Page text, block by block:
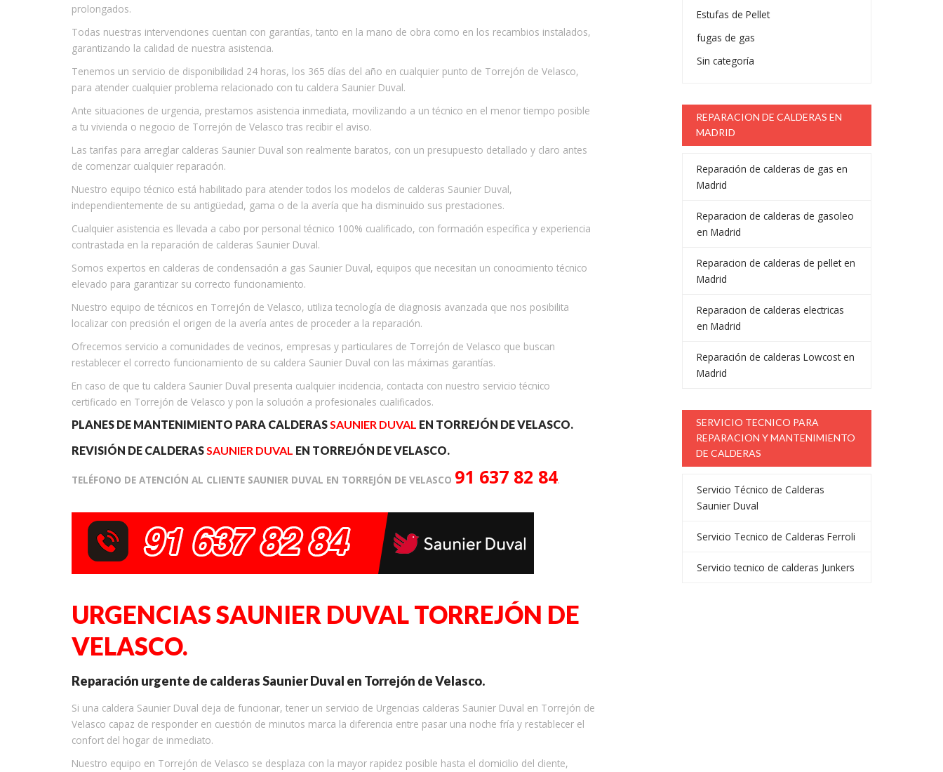
prolongados.
Todas nuestras intervenciones cuentan con garantías, tanto en la mano de obra como en los recambios instalados,
garantizando la calidad de nuestra asistencia.
Tenemos un servicio de disponibilidad 24 horas, los 365 días del año en cualquier punto de Torrejón de Velasco,
para atender cualquier problema relacionado con tu caldera Saunier Duval.
Ante situaciones de urgencia, prestamos asistencia inmediata, movilizando a un técnico en el menor tiempo posible
a tu vivienda o negocio de Torrejón de Velasco tras recibir el aviso.
Las tarifas para arreglar calderas Saunier Duval son realmente baratos, con un presupuesto detallado y claro antes
de comenzar cualquier reparación.
Nuestro equipo técnico está habilitado para atender todos los modelos de calderas Saunier Duval,
independientemente de su antigüedad, gama o de la avería que ha disminuido sus prestaciones.
Cualquier asistencia es llevada a cabo por personal técnico 100% cualificado, con formación específica y experiencia
contrastada en la reparación de calderas Saunier Duval.
Somos expertos en calderas de condensación a gas Saunier Duval, equipos que necesitan un conocimiento técnico
elevado para garantizar su correcto funcionamiento.
Nuestro equipo de técnicos en Torrejón de Velasco, utiliza tecnología de diagnosis avanzada que nos posibilita
localizar con precisión el origen de la avería antes de proceder a la reparación.
Ofrecemos servicio a comunidades de vecinos, empresas y particulares de Torrejón de Velasco que buscan
restablecer el correcto funcionamiento de su caldera Saunier Duval con las máximas garantías.
En caso de que tu caldera Saunier Duval presenta cualquier incidencia, contacta con nuestro servicio técnico
certificado en Torrejón de Velasco y pon la solución a profesionales cualificados.
PLANES DE MANTENIMIENTO PARA CALDERASSAUNIER DUVAL EN TORREJÓN DE VELASCO.
REVISIÓN DE CALDERASSAUNIER DUVAL EN TORREJÓN DE VELASCO.
TELÉFONO DE ATENCIÓN AL CLIENTE SAUNIER DUVAL EN TORREJÓN DE VELASCO 91 637 82 84.
URGENCIAS SAUNIER DUVAL TORREJÓN DE
VELASCO.
Reparación urgente de calderas Saunier Duval en Torrejón de Velasco.
Si una caldera Saunier Duval deja de funcionar, tener un servicio de Urgencias calderas Saunier Duval en Torrejón de
Velasco capaz de responder en cuestión de minutos marca la diferencia entre pasar una noche fría y restablecer el
confort del hogar de inmediato.
Nuestro equipo en Torrejón de Velasco se desplaza con la mayor rapidez posible hasta el domicilio del cliente,
Estufas de Pellet
fugas de gas
Sin categoría
REPARACION DE CALDERAS EN
MADRID
Reparación de calderas de gas en
Madrid
Reparacion de calderas de gasoleo
en Madrid
Reparacion de calderas de pellet en
Madrid
Reparacion de calderas electricas
en Madrid
Reparación de calderas Lowcost en
Madrid
SERVICIO TECNICO PARA
REPARACION Y MANTENIMIENTO
DE CALDERAS
Servicio Técnico de Calderas
Saunier Duval
Servicio Tecnico de Calderas Ferroli
Servicio tecnico de calderas Junkers